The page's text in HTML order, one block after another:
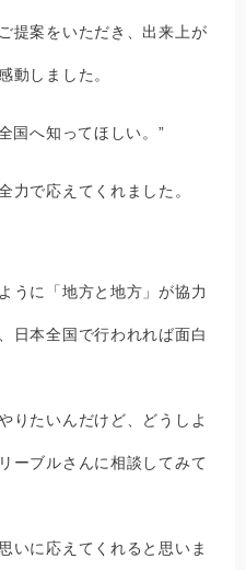
提案をいただき、出来上が
動しました。
国へ知ってほしい。”
力で応えてくれました。
うに「地方と地方」が協力
日本全国で行われれば面白
りたいんだけど、どうしよ
ーブルさんに相談してみて
いに応えてくれると思いま